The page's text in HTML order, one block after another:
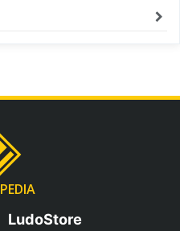
PEDIA
LudoStore